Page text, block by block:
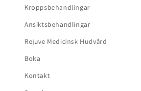
Kroppsbehandlingar
Ansiktsbehandlingar
Rejuve Medicinsk Hudvård
Boka
Kontakt